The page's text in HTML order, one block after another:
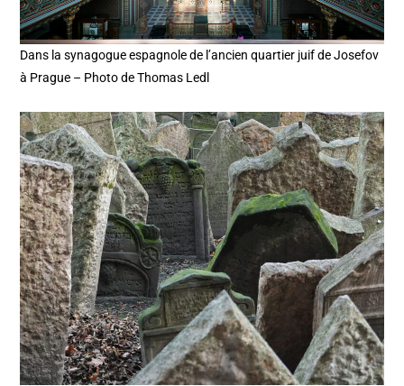
Dans la synagogue espagnole de l’ancien quartier juif de Josefov
à Prague – Photo de Thomas Ledl